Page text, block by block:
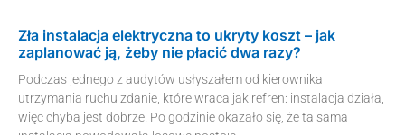
Zła instalacja elektryczna to ukryty koszt – jak
zaplanować ją, żeby nie płacić dwa razy?
Podczas jednego z audytów usłyszałem od kierownika
utrzymania ruchu zdanie, które wraca jak refren: instalacja działa,
więc chyba jest dobrze. Po godzinie okazało się, że ta sama